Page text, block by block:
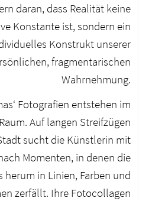
daran, dass Realität keine
Konstante ist, sondern ein
Konstrukt unserer
fragmentarischen
Wahrnehmung.
Fotografien entstehen im
Auf langen Streifzügen
sucht die Künstlerin mit
Momenten, in denen die
herum in Linien, Farben und
zerfällt. Ihre Fotocollagen